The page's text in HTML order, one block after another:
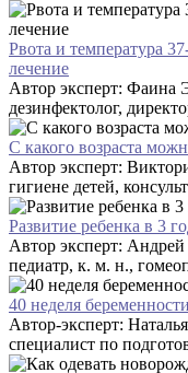
Рвота и температура
лечение
Автор эксперт: Фаина
дезинфектолог,
С какого возраста
Автор эксперт:
гигиене детей,
Развитие ребенка в 3
Автор эксперт:
педиатр, к. м. н.,
40 неделя
Автор-эксперт:
специалист по